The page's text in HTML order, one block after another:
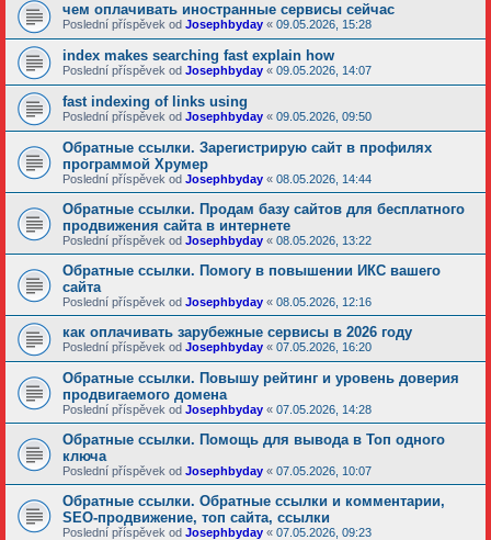
чем оплачивать иностранные сервисы сейчас
Poslední příspěvek od Josephbyday « 09.05.2026, 15:28
index makes searching fast explain how
Poslední příspěvek od Josephbyday « 09.05.2026, 14:07
fast indexing of links using
Poslední příspěvek od Josephbyday « 09.05.2026, 09:50
Обратные ссылки. Зарегистрирую сайт в профилях
программой Хрумер
Poslední příspěvek od Josephbyday « 08.05.2026, 14:44
Обратные ссылки. Продам базу сайтов для бесплатного
продвижения сайта в интернете
Poslední příspěvek od Josephbyday « 08.05.2026, 13:22
Обратные ссылки. Помогу в повышении ИКС вашего
сайта
Poslední příspěvek od Josephbyday « 08.05.2026, 12:16
как оплачивать зарубежные сервисы в 2026 году
Poslední příspěvek od Josephbyday « 07.05.2026, 16:20
Обратные ссылки. Повышу рейтинг и уровень доверия
продвигаемого домена
Poslední příspěvek od Josephbyday « 07.05.2026, 14:28
Обратные ссылки. Помощь для вывода в Топ одного
ключа
Poslední příspěvek od Josephbyday « 07.05.2026, 10:07
Обратные ссылки. Обратные ссылки и комментарии,
SEO-продвижение, топ сайта, ссылки
Poslední příspěvek od Josephbyday « 07.05.2026, 09:23